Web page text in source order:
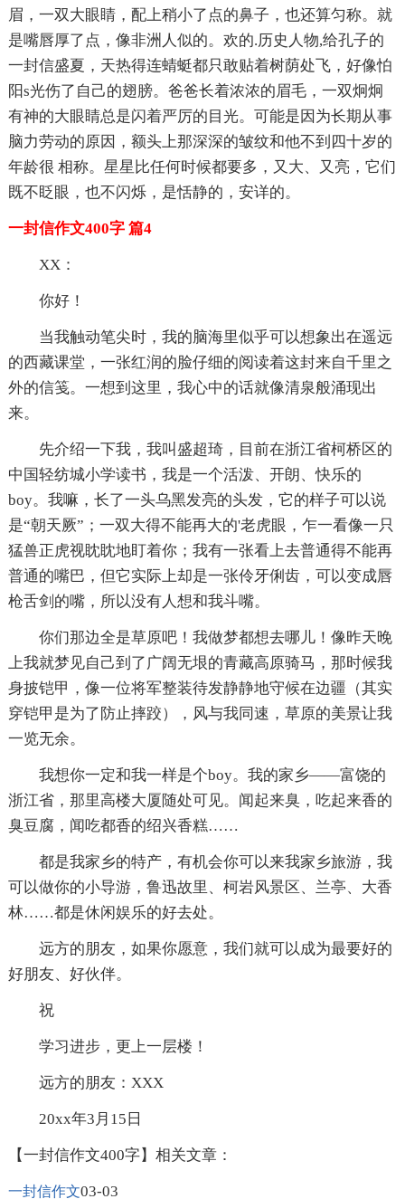
眉，一双大眼睛，配上稍小了点的鼻子，也还算匀称。就
是嘴唇厚了点，像非洲人似的。欢的.历史人物,给孔子的
一封信盛夏，天热得连蜻蜓都只敢贴着树荫处飞，好像怕
阳s光伤了自己的翅膀。爸爸长着浓浓的眉毛，一双炯炯
有神的大眼睛总是闪着严厉的目光。可能是因为长期从事
脑力劳动的原因，额头上那深深的皱纹和他不到四十岁的
年龄很 相称。星星比任何时候都要多，又大、又亮，它们
既不眨眼，也不闪烁，是恬静的，安详的。
一封信作文400字 篇4
XX：
你好！
当我触动笔尖时，我的脑海里似乎可以想象出在遥远
的西藏课堂，一张红润的脸仔细的阅读着这封来自千里之
外的信笺。一想到这里，我心中的话就像清泉般涌现出
来。
先介绍一下我，我叫盛超琦，目前在浙江省柯桥区的
中国轻纺城小学读书，我是一个活泼、开朗、快乐的
boy。我嘛，长了一头乌黑发亮的头发，它的样子可以说
是“朝天厥”；一双大得不能再大的'老虎眼，乍一看像一只
猛兽正虎视眈眈地盯着你；我有一张看上去普通得不能再
普通的嘴巴，但它实际上却是一张伶牙俐齿，可以变成唇
枪舌剑的嘴，所以没有人想和我斗嘴。
你们那边全是草原吧！我做梦都想去哪儿！像昨天晚
上我就梦见自己到了广阔无垠的青藏高原骑马，那时候我
身披铠甲，像一位将军整装待发静静地守候在边疆（其实
穿铠甲是为了防止摔跤），风与我同速，草原的美景让我
一览无余。
我想你一定和我一样是个boy。我的家乡――富饶的
浙江省，那里高楼大厦随处可见。闻起来臭，吃起来香的
臭豆腐，闻吃都香的绍兴香糕……
都是我家乡的特产，有机会你可以来我家乡旅游，我
可以做你的小导游，鲁迅故里、柯岩风景区、兰亭、大香
林……都是休闲娱乐的好去处。
远方的朋友，如果你愿意，我们就可以成为最要好的
好朋友、好伙伴。
祝
学习进步，更上一层楼！
远方的朋友：XXX
20xx年3月15日
【一封信作文400字】相关文章：
一封信作文03-03